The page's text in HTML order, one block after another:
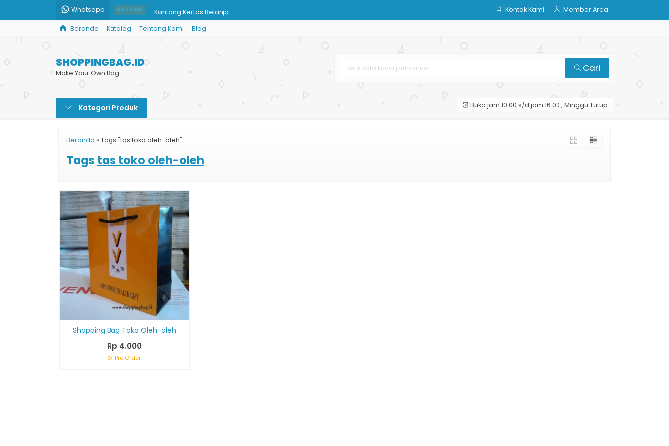
Whatsapp HOT ITEM Kantong Kertas Belanja
Paper Bag Brownies
Harga Cetak Paper Bag Dopp
Paper Bag Harga Grosir
Harga Cetak Kemasan Paper Bag
Kontak Kami Member Area
Beranda Katalog Tentang Kami Blog
SHOPPINGBAG.ID
Make Your Own Bag Cari
Kategori Produk Buka jam 10.00 s/d jam 16.00 , Minggu Tutup
Beranda » Tags "tas toko oleh-oleh"
Tags tas toko oleh-oleh
Shopping Bag Toko Oleh-oleh
Rp 4.000
Pre Order